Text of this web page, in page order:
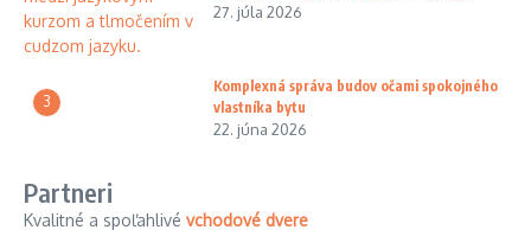
27. júla 2026
3
Komplexná správa budov očami spokojného
vlastníka bytu
22. júna 2026
Partneri
Kvalitné a spoľahlivé vchodové dvere